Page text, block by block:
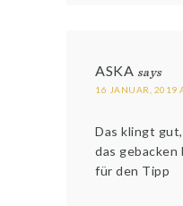
ASKA says
16 JANUAR, 2019
Das klingt
das gebacken
für den Tipp